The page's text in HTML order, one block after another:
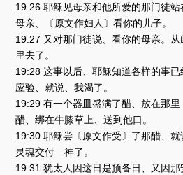
19:26 耶稣见母亲和他所爱的那门徒站
母亲、〔原文作妇人〕看你的儿子。
19:27 又对那门徒说、看你的母亲。
里去了。
19:28 这事以后、耶稣知道各样的事
应验、就说、我渴了。
19:29 有一个器皿盛满了醋、放在那
醋、绑在牛膝草上、送到他口。
19:30 耶稣尝〔原文作受〕了那醋、
灵魂交付 神了。
19:31 犹太人因这日是预备日、又因